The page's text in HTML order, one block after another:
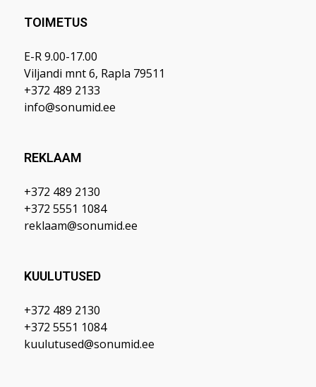
TOIMETUS
E-R 9.00-17.00
Viljandi mnt 6, Rapla 79511
+372 489 2133
info@sonumid.ee
REKLAAM
+372 489 2130
+372 5551 1084
reklaam@sonumid.ee
KUULUTUSED
+372 489 2130
+372 5551 1084
kuulutused@sonumid.ee